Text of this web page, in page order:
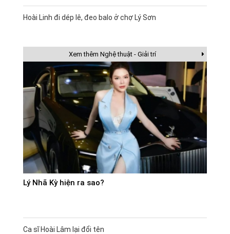
Hoài Linh đi dép lê, đeo balo ở chợ Lý Sơn
Xem thêm Nghệ thuật - Giải trí
Lý Nhã Kỳ hiện ra sao?
Ca sĩ Hoài Lâm lại đổi tên